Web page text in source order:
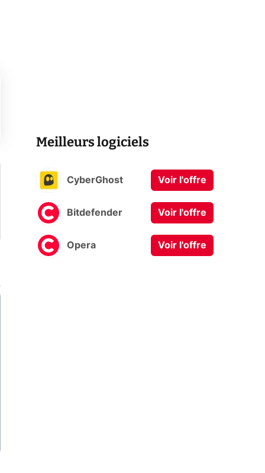
Meilleurs logiciels
CyberGhost Voir l'offre
Bitdefender Voir l'offre
Opera Voir l'offre